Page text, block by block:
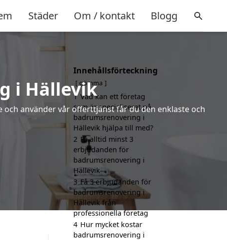
Städer Om / kontakt Blogg
i Hällevik
använder vår offerttjänst får du den enklaste och
Innehållsförteckning
gömma
1 Vad kan ett företag
som är specialiserat på
badrumsrenovering i
Hällevik hjälpa till med?
2 Få alltid minst 3
erbjudanden för
badrumsrenovering i
Hällevik
3 Få 3 erbjudanden för
badrumsrenovering i
Hällevik från
professionella företag
4 Hur mycket kostar
badrumsrenovering i